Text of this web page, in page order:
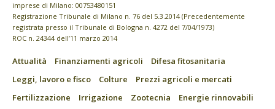
imprese di Milano: 00753480151
Registrazione Tribunale di Milano n. 76 del 5.3.2014 (Precedentemente
registrata presso il Tribunale di Bologna n. 4272 del 7/04/1973)
ROC n. 24344 dell’11 marzo 2014
Attualità Finanziamenti agricoli
Difesa fitosanitaria
Leggi, lavoro e fisco
Colture
Prezzi agricoli e mercati
Fertilizzazione
Irrigazione Zootecnia
Energie rinnovabili